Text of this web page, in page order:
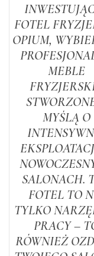
FOTEL
OPIUM,
MEBLE
MYŚLĄ O
SALONACH.
FOTEL TO
TYLKO
PRACY –
RÓWNIEŻ